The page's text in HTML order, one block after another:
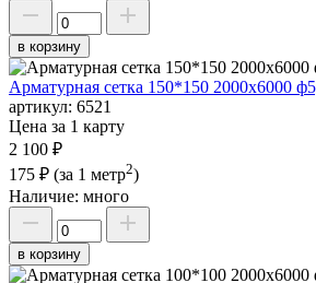
в корзину
Арматурная сетка 150*150 2000х6000
артикул: 6521
Цена за 1 карту
2 100 ₽
175 ₽ (за 1 метр2)
Наличие: много
в корзину